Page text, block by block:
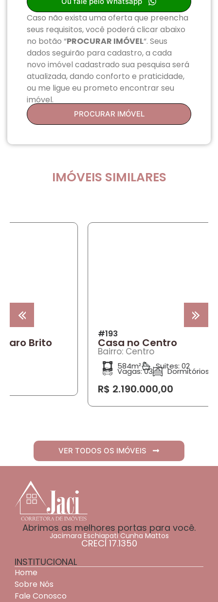
Caso não exista uma oferta que preencha
seus requisitos, você poderá clicar abaixo
no botão “PROCURAR IMÓVEL“. Seus
dados seguirão para cadastro, a cada
novo imóvel cadastrado sua pesquisa será
atualizada, dando conforto e praticidade,
ou me ligue eu prometo encontrar seu
imóvel.
PROCURAR IMÓVEL
IMÓVEIS SIMILARES
Casa no Centro
Suites: 02
Dormitórios: 02
R$ 2.190.000,00
VER TODOS OS IMÓVEIS
Abrimos as melhores portas para você.
Jacimara Eschiapati Cunha Mattos
CRECI 17.1350
INSTITUCIONAL
Home
Sobre Nós
Fale Conosco